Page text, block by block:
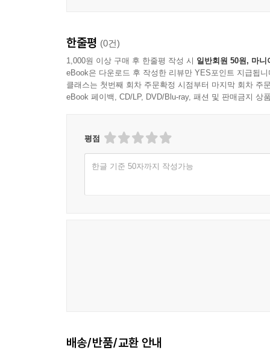
한줄평 (0건)
1,000원 이상 구매 후 한줄평 작성 시 일반회원 50원, 마니
eBook은 다운로드 후 작성한 리뷰만 YES포인트 지급됩니
클래스는 첫번째 회차 주문확정 시점부터 마지막 회차 주
eBook 페이백, CD/LP, DVD/Blu-ray, 패션 및 판매금지 상
평점
한글 기준 50자까지 작성가능
배송/반품/교환 안내